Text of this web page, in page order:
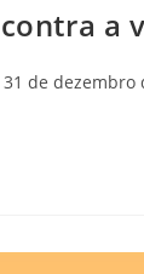
a
31 de dezembro